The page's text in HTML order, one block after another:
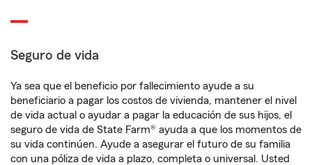
Seguro de vida
Ya sea que el beneficio por fallecimiento ayude a su
beneficiario a pagar los costos de vivienda, mantener el nivel
de vida actual o ayudar a pagar la educación de sus hijos, el
seguro de vida de State Farm® ayuda a que los momentos de
su vida continúen. Ayude a asegurar el futuro de su familia
con una póliza de vida a plazo, completa o universal. Usted